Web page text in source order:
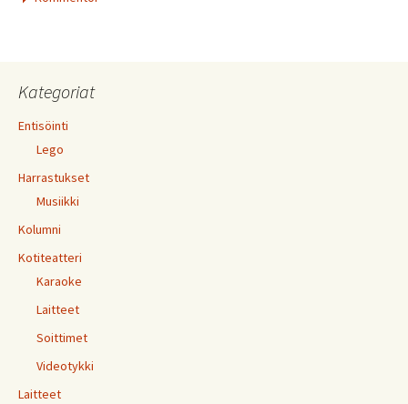
Kategoriat
Entisöinti
Lego
Harrastukset
Musiikki
Kolumni
Kotiteatteri
Karaoke
Laitteet
Soittimet
Videotykki
Laitteet